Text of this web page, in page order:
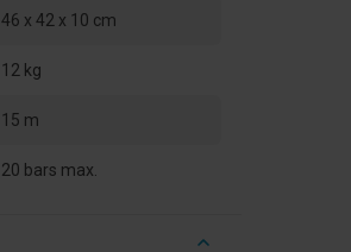
46 x 42 x 10 cm
12 kg
15 m
20 bars max.